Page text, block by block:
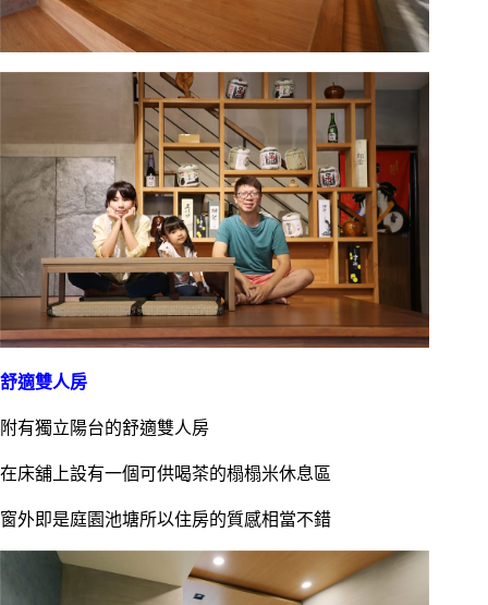
舒適雙人房
附有獨立陽台的舒適雙人房
在床舖上設有一個可供喝茶的榻榻米休息區
窗外即是庭園池塘所以住房的質感相當不錯